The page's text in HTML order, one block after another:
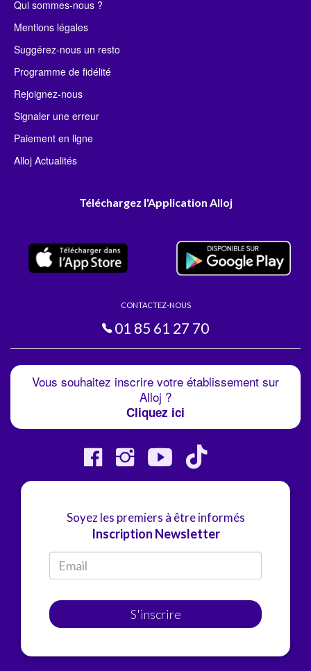
Qui sommes-nous ?
Mentions légales
Suggérez-nous un resto
Programme de fidélité
Rejoignez-nous
Signaler une erreur
Paiement en ligne
Alloj Actualités
Téléchargez l'Application Alloj
CONTACTEZ-NOUS
01 85 61 27 70
Vous souhaitez inscrire votre établissement sur
Alloj ?
Cliquez ici
Soyez les premiers à être informés
Inscription Newsletter
S'inscrire